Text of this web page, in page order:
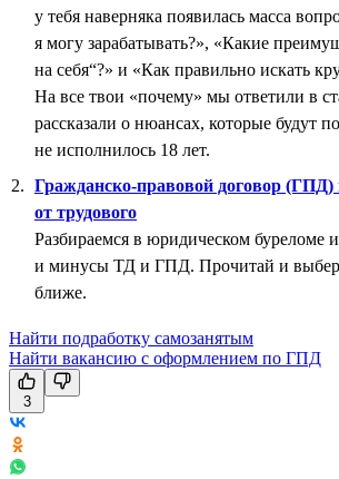
у тебя наверняка появилась масса
я могу зарабатывать?», «Какие
на себя“?» и «Как правильно искать
На все твои «почему» мы ответили в
рассказали о нюансах, которые будут
не исполнилось 18 лет.
Гражданско-правовой договор (ГПД)
от трудового
Разбираемся в юридическом буреломе
и минусы ТД и ГПД. Прочитай и
ближе.
Найти подработку самозанятым
Найти вакансию с оформлением по ГПД
3